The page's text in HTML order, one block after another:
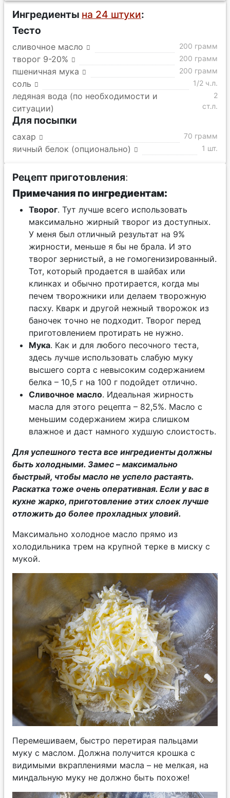
Ингредиенты на 24 штуки:
Тесто
сливочное масло 200 грамм
творог 9-20% 200 грамм
пшеничная мука 200 грамм
соль 1/2 ч.л.
ледяная вода (по необходимости и
ситуации)
2
ст.л.
Для посыпки
сахар 70 грамм
яичный белок (опционально) 1 шт.
Рецепт приготовления:
Примечания по ингредиентам:
Творог. Тут лучше всего использовать
максимально жирный творог из доступных.
У меня был отличный результат на 9%
жирности, меньше я бы не брала. И это
творог зернистый, а не гомогенизированный.
Тот, который продается в шайбах или
клинках и обычно протирается, когда мы
печем творожники или делаем творожную
пасху. Кварк и другой нежный творожок из
баночек точно не подходит. Творог перед
приготовлением протирать не нужно.
Мука. Как и для любого песочного теста,
здесь лучше использовать слабую муку
высшего сорта с невысоким содержанием
белка – 10,5 г на 100 г подойдет отлично.
Сливочное масло. Идеальная жирность
масла для этого рецепта – 82,5%. Масло с
меньшим содержанием жира слишком
влажное и даст намного худшую слоистость.
Для успешного теста все ингредиенты должны
быть холодными. Замес – максимально
быстрый, чтобы масло не успело растаять.
Раскатка тоже очень оперативная. Если у вас в
кухне жарко, приготовление этих слоек лучше
отложить до более прохладных уловий.
Максимально холодное масло прямо из
холодильника трем на крупной терке в миску с
мукой.
Перемешиваем, быстро перетирая пальцами
муку с маслом. Должна получится крошка с
видимыми вкраплениями масла – не мелкая, на
миндальную муку не должно быть похоже!